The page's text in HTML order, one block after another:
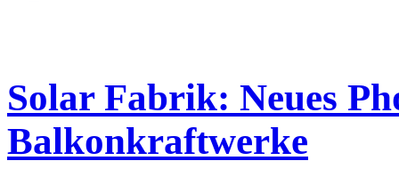
Solar Fabrik: Neues
Balkonkraftwerke